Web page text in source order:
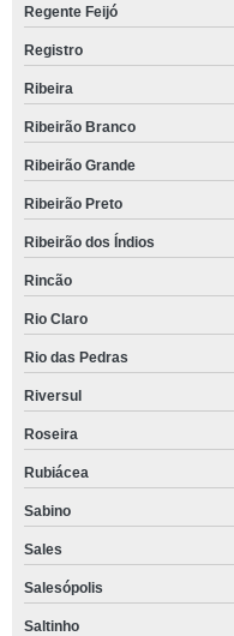
Regente Feijó
Registro
Ribeira
Ribeirão Branco
Ribeirão Grande
Ribeirão Preto
Ribeirão dos Índios
Rincão
Rio Claro
Rio das Pedras
Riversul
Roseira
Rubiácea
Sabino
Sales
Salesópolis
Saltinho